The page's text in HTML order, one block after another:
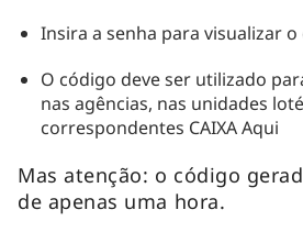
Insira a senha para visualizar
O código deve ser utilizado
nas agências, nas unidades
correspondentes CAIXA Aqui
Mas atenção: o código
de apenas uma hora.